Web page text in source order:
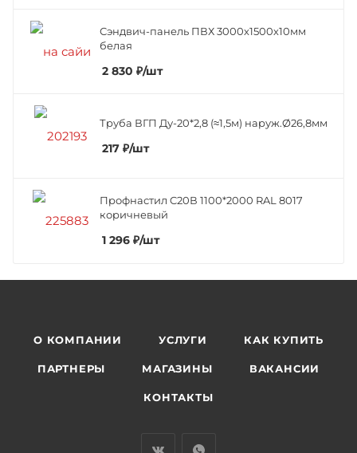
Сэндвич-панель ПВХ 3000х1500х10мм
белая
2 830 ₽/шт
Труба ВГП Ду-20*2,8 (≈1,5м) наруж.Ø26,8мм
217 ₽/шт
Профнастил C20В 1100*2000 RAL 8017
коричневый
1 296 ₽/шт
О КОМПАНИИ УСЛУГИ КАК КУПИТЬ
ПАРТНЕРЫ МАГАЗИНЫ ВАКАНСИИ
КОНТАКТЫ